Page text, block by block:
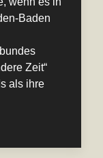
Baden
Zeit“
als ihre